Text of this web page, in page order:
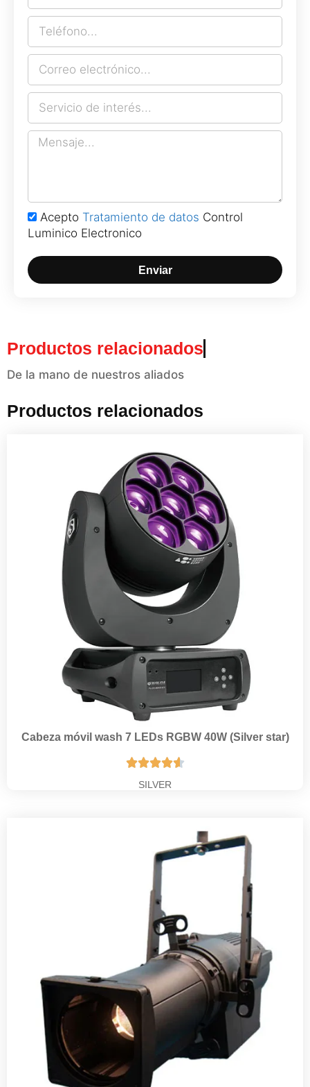
Acepto Tratamiento de datos Control
Luminico Electronico
Enviar
Productos relacionados
De la mano de nuestros aliados
Productos relacionados
Cabeza móvil wash 7 LEDs RGBW 40W (Silver star)

SILVER